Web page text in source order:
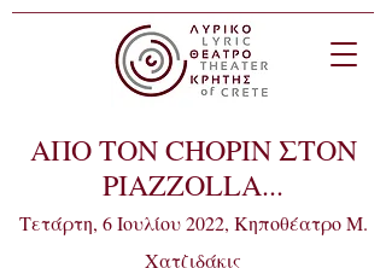
ΑΠΟ ΤΟΝ CHOPIN ΣΤΟΝ
PIAZZOLLA...
Τετάρτη, 6 Ιουλίου 2022, Κηποθέατρο Μ.
Χατζιδάκις